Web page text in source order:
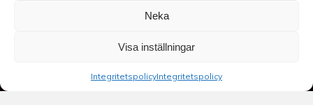
Neka
Visa inställningar
IntegritetspolicyIntegritetspolicy
©2026 Spakarps plantskola
- spakarp@outlook.com
Spakarp 1, 575 95